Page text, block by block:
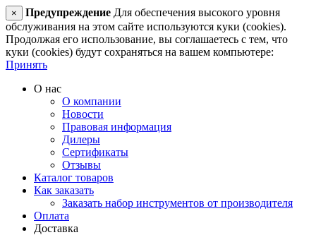
× Предупреждение Для обеспечения высокого уровня
обслуживания на этом сайте используются куки (cookies).
Продолжая его использование, вы соглашаетесь с тем, что
куки (cookies) будут сохраняться на вашем компьютере:
Принять
О нас
О компании
Новости
Правовая информация
Дилеры
Сертификаты
Отзывы
Каталог товаров
Как заказать
Заказать набор инструментов от производителя
Оплата
Доставка